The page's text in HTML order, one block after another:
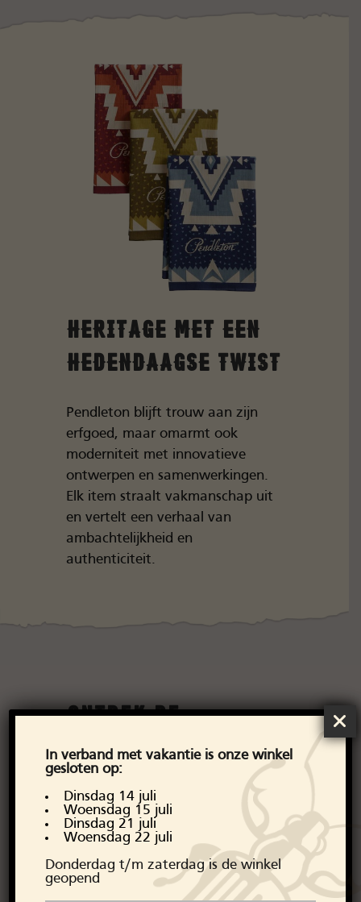
Heritage met een
Hedendaagse Twist
Pendleton blijft trouw aan zijn
erfgoed, maar omarmt ook
moderniteit met innovatieve
ontwerpen en samenwerkingen.
Elk item straalt vakmanschap uit
en vertelt een verhaal van
ambachtelijkheid en
authenticiteit.
Ontdek de
Pendleton
Collectie
Van de iconische Pendleton
dekens tot hun veelzijdige kleding
en accessoires, ontdek de tijdloze
schoonheid van Pendleton bij
In verband met vakantie is onze winkel
gesloten op:
Dinsdag 14 juli
Woensdag 15 juli
Dinsdag 21 juli
Woensdag 22 juli
Donderdag t/m zaterdag is de winkel
geopend